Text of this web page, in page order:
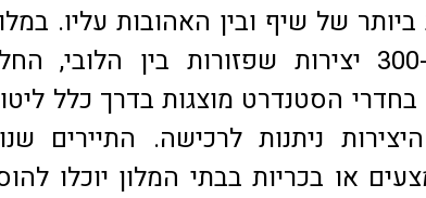
של שיף ובין האהובות עליו.
למעלה מ-300 יצירות שפזורות בין
בחדרי הסטנדרט מוצגות בדרך כלל
ניתנות לרכישה. התיירים
או בכריות בבתי המלון יוכלו